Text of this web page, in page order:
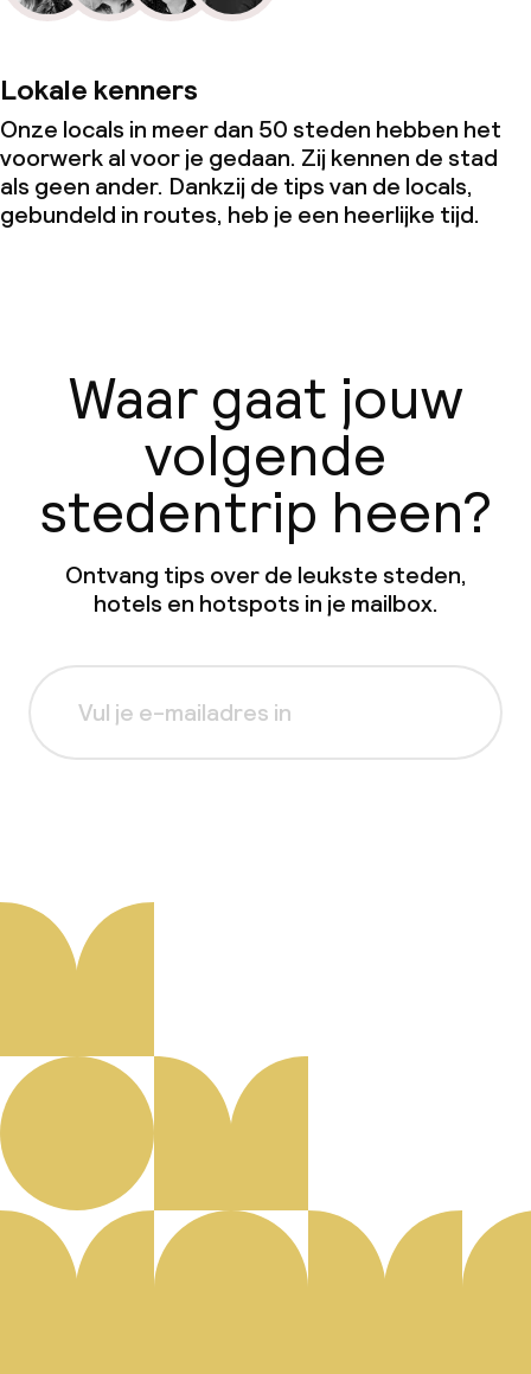
Lokale kenners
Onze locals in meer dan 50 steden hebben het
voorwerk al voor je gedaan. Zij kennen de stad
als geen ander. Dankzij de tips van de locals,
gebundeld in routes, heb je een heerlijke tijd.
Waar gaat jouw
volgende
stedentrip heen?
Ontvang tips over de leukste steden,
hotels en hotspots in je mailbox.